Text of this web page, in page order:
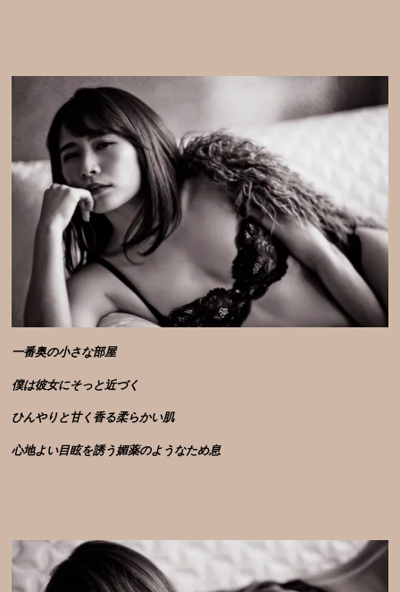
一番奥の小さな部屋
僕は彼女にそっと近づく
ひんやりと甘く香る柔らかい肌
心地よい目眩を誘う媚薬のようなため息